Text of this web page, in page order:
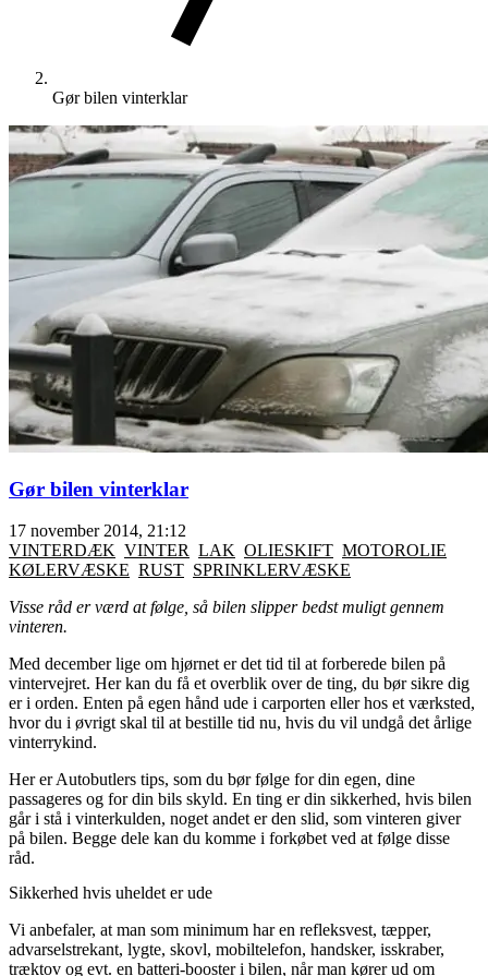
Gør bilen vinterklar
Gør bilen vinterklar
17 november 2014, 21:12
VINTERDÆK VINTER LAK OLIESKIFT MOTOROLIE
KØLERVÆSKE RUST SPRINKLERVÆSKE
Visse råd er værd at følge, så bilen slipper bedst muligt gennem
vinteren.
Med december lige om hjørnet er det tid til at forberede bilen på
vintervejret. Her kan du få et overblik over de ting, du bør sikre dig
er i orden. Enten på egen hånd ude i carporten eller hos et værksted,
hvor du i øvrigt skal til at bestille tid nu, hvis du vil undgå det årlige
vinterrykind.
Her er Autobutlers tips, som du bør følge for din egen, dine
passageres og for din bils skyld. En ting er din sikkerhed, hvis bilen
går i stå i vinterkulden, noget andet er den slid, som vinteren giver
på bilen. Begge dele kan du komme i forkøbet ved at følge disse
råd.
Sikkerhed hvis uheldet er ude
Vi anbefaler, at man som minimum har en refleksvest, tæpper,
advarselstrekant, lygte, skovl, mobiltelefon, handsker, isskraber,
træktov og evt. en batteri-booster i bilen, når man kører ud om